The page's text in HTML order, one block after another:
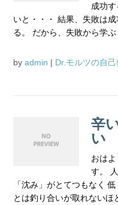
成功
いと・・・ 結果、失敗は
る。 だから、失敗から学ぶ
by admin | Dr.モルツの自己
辛
い
おは
す。
「沈み」がとてつもなく
とは釣り合いが取れないほ